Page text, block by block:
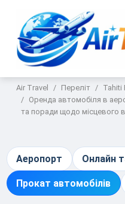
Air Travel Переліт
Tahiti
Оренда автомобіля в
та поради щодо місцевого
Аеропорт Онлайн
Прокат автомобілів